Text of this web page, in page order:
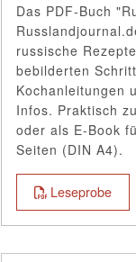
Das PDF-Buch
russische
bebilderten
Kochanleitungen
Infos. Praktisch
oder als E-Book
Seiten (DIN A4).
Leseprobe